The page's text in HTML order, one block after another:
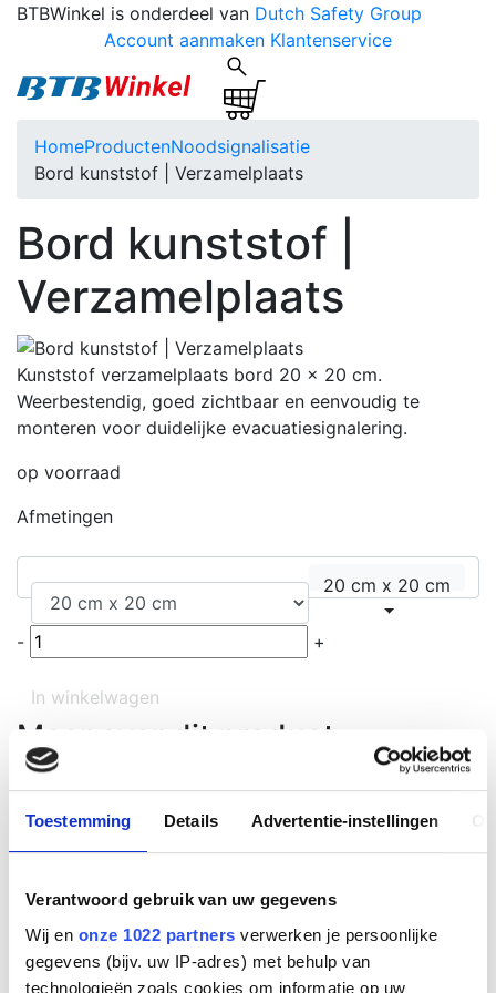
Toestemming Details Advertentie-instellingen
Verantwoord gebruik van uw gegevens
Wij en onze 1022 partners verwerken je persoonlijke
gegevens (bijv. uw IP-adres) met behulp van
technologieën zoals cookies om informatie op uw
BTBWinkel is onderdeel van Dutch Safety Group
Account aanmaken Klantenservice
HomeProductenNoodsignalisatie
Bord kunststof | Verzamelplaats
Bord kunststof |
Verzamelplaats
Kunststof verzamelplaats bord 20 x 20 cm.
Weerbestendig, goed zichtbaar en eenvoudig te
monteren voor duidelijke evacuatiesignalering.
op voorraad
Afmetingen
20 cm x 20 cm
- +
In winkelwagen
Meer over dit product
Hetkunststof verzamelplaats bord 20 x 20 cmbiedt
Dit bord is ideaal voor bedrijven, scholen en openbare
ruimtes, waar een veilige evacuatie belangrijk is. Het
optimale zichtbaarheid, zowel binnen als buiten.
Belangrijkste kenmerken